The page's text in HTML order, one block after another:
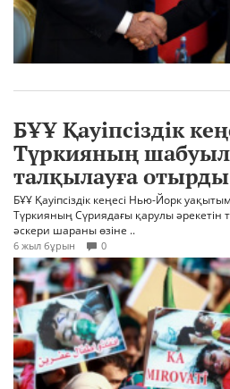
БҰҰ Қауіпсіздік
Түркияның
талқылауға отырды
БҰҰ Қауіпсіздік кеңесі Нью-Йорк
Түркияның Сүриядағы қарулы әрекетін
әскери шараны өзіне ..
6 жыл бұрын 0